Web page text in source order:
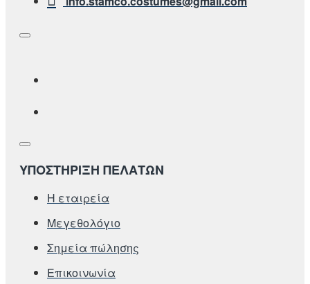
ΥΠΟΣΤΗΡΙΞΗ ΠΕΛΑΤΩΝ
Η εταιρεία
Μεγεθολόγιο
Σημεία πώλησης
Επικοινωνία